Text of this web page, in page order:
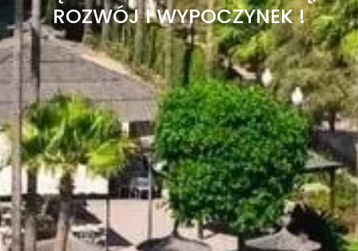
ROZWÓJ I WYPOCZYNEK !